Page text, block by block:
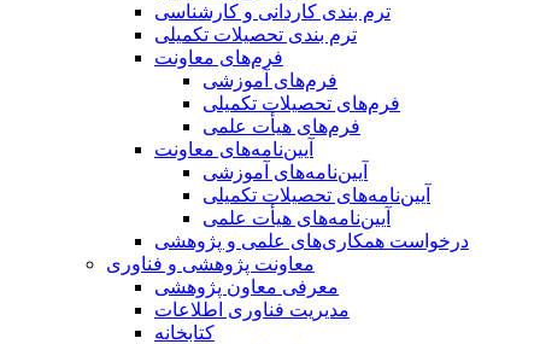
ترم بندی کاردانی و کارشناسی
ترم بندی تحصیلات تکمیلی
فرم‌های معاونت
فرم‌های آموزشی
فرم‌های تحصیلات تکمیلی
فرم‌های هیأت علمی
آیین‌نامه‌های معاونت
آیین‌نامه‌های آموزشی
آیین‌نامه‌های تحصیلات تکمیلی
آیین‌نامه‌های هیأت علمی
درخواست همکاری‌های علمی و پژوهشی
معاونت پژوهشی و فناوری
معرفی معاون پژوهشی
مدیریت فناوری اطلاعات
کتابخانه